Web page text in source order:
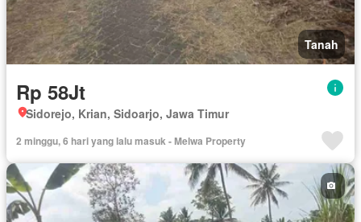
Tanah
Rp 58Jt
Sidorejo, Krian, Sidoarjo, Jawa Timur
2 minggu, 6 hari yang lalu masuk - Melwa Property